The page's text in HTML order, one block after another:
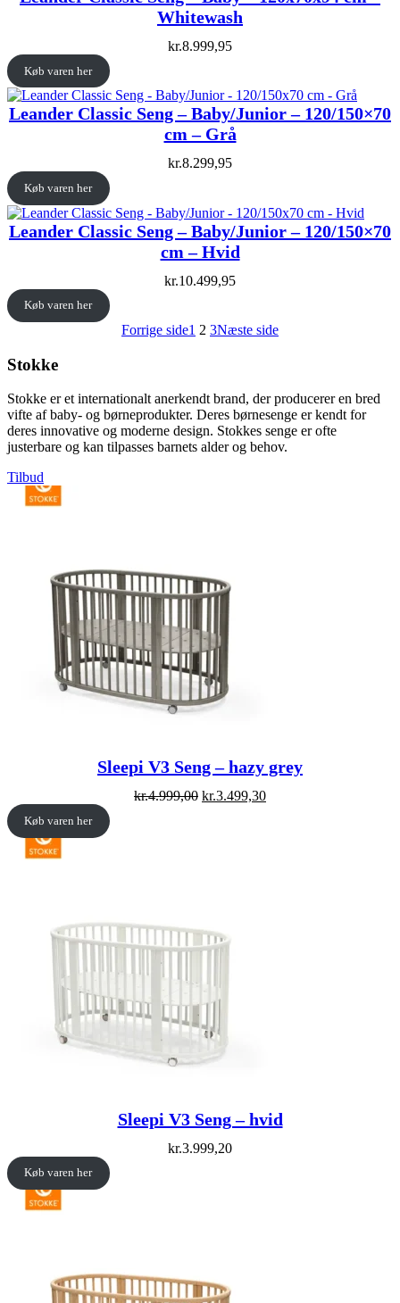
Whitewash
kr.8.999,95
Køb varen her
Leander Classic Seng – Baby/Junior – 120/150×70
cm – Grå
kr.8.299,95
Køb varen her
Leander Classic Seng – Baby/Junior – 120/150×70
cm – Hvid
kr.10.499,95
Køb varen her
Forrige side1 2 3Næste side
Stokke
Stokke er et internationalt anerkendt brand, der producerer en bred
vifte af baby- og børneprodukter. Deres børnesenge er kendt for
deres innovative og moderne design. Stokkes senge er ofte
justerbare og kan tilpasses barnets alder og behov.
Tilbud
på
tilbud
Sleepi V3 Seng – hazy grey
kr.4.999,00 Original
kr.3.499,30Current
Køb varen her
Sleepi V3 Seng – hvid
kr.3.999,20
Køb varen her